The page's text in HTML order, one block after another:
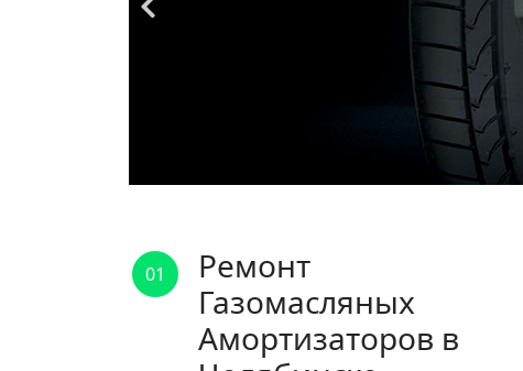
01
Ремонт
Газомасляных
Амортизаторов в